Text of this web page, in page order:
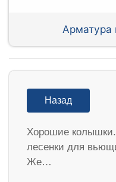
Арматура
Назад
Хорошие
лесенки для
Же…